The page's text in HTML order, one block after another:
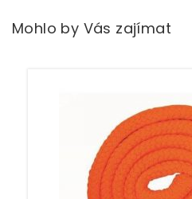
Mohlo by Vás zajímat